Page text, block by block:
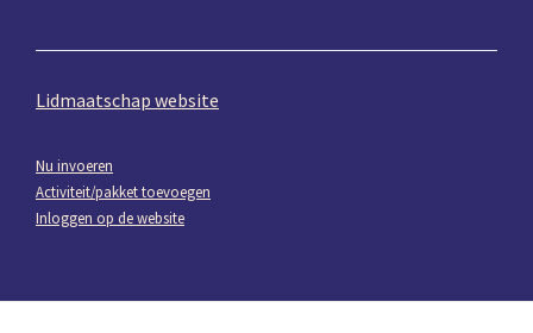
Lidmaatschap website
Nu invoeren
Activiteit/pakket toevoegen
Inloggen op de website